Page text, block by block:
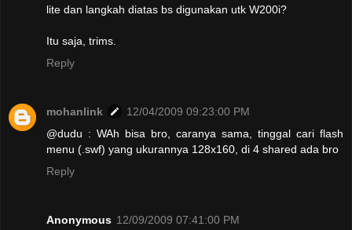
lite dan langkah diatas bs digunakan utk W200i?
Itu saja, trims.
Reply
mohanlink
12/04/2009 09:23:00 PM
@dudu : WAh bisa bro, caranya sama, tinggal cari flash
menu (.swf) yang ukurannya 128x160, di 4 shared ada bro
Reply
Anonymous 12/09/2009 07:41:00 PM